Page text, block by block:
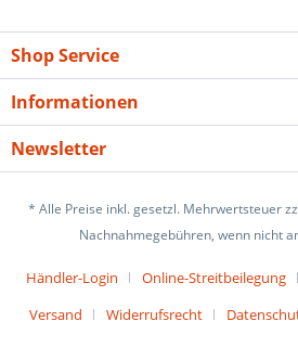
Shop Service
Informationen
Newsletter
* Alle Preise inkl. gesetzl. Mehrwertsteuer
Nachnahmegebühren, wenn nicht
Händler-Login Online-Streitbeilegung
Versand
Widerrufsrecht